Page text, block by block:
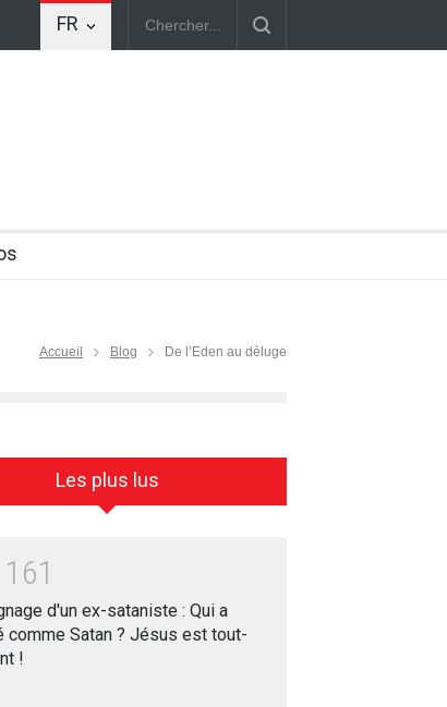
FR
de chrétiens s’apprêtent à défiler les 30 mai et 6 juin
Accueil Blog De l’Eden au déluge
Les plus lus
1 61
d'un ex-sataniste : Qui a
comme Satan ? Jésus est tout-
!